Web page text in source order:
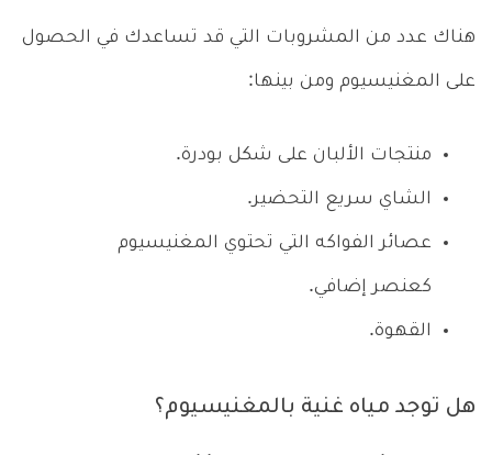
هناك عدد من المشروبات التي قد تساعدك في الحصول
على المغنيسيوم ومن بينها:
منتجات الألبان على شكل بودرة.
الشاي سريع التحضير.
عصائر الفواكه التي تحتوي المغنيسيوم
كعنصر إضافي.
القهوة.
هل توجد مياه غنية بالمغنيسيوم؟